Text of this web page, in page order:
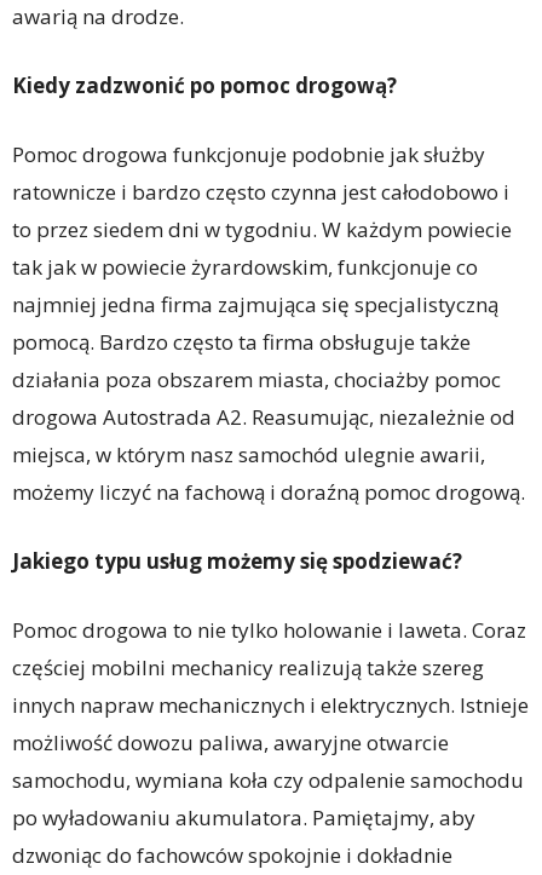
awarią na drodze.
Kiedy zadzwonić po pomoc drogową?
Pomoc drogowa funkcjonuje podobnie jak służby
ratownicze i bardzo często czynna jest całodobowo i
to przez siedem dni w tygodniu. W każdym powiecie
tak jak w powiecie żyrardowskim, funkcjonuje co
najmniej jedna firma zajmująca się specjalistyczną
pomocą. Bardzo często ta firma obsługuje także
działania poza obszarem miasta, chociażby pomoc
drogowa Autostrada A2. Reasumując, niezależnie od
miejsca, w którym nasz samochód ulegnie awarii,
możemy liczyć na fachową i doraźną pomoc drogową.
Jakiego typu usług możemy się spodziewać?
Pomoc drogowa to nie tylko holowanie i laweta. Coraz
częściej mobilni mechanicy realizują także szereg
innych napraw mechanicznych i elektrycznych. Istnieje
możliwość dowozu paliwa, awaryjne otwarcie
samochodu, wymiana koła czy odpalenie samochodu
po wyładowaniu akumulatora. Pamiętajmy, aby
dzwoniąc do fachowców spokojnie i dokładnie